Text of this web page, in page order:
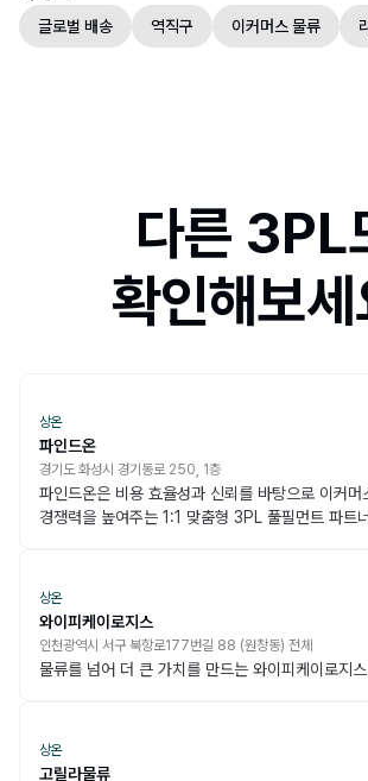
글로벌 배송 역직구 이커머스 물류
다른 3PL
확인해보
상온
파인드온
경기도 화성시 경기동로 250, 1층
파인드온은 비용 효율성과 신뢰를 바탕으로 이커머
경쟁력을 높여주는 1:1 맞춤형 3PL 풀필먼트 파트
상온
와이피케이로지스
인천광역시 서구 북항로177번길 88 (원창동) 전체
물류를 넘어 더 큰 가치를 만드는 와이피케이로지스
상온
고릴라물류